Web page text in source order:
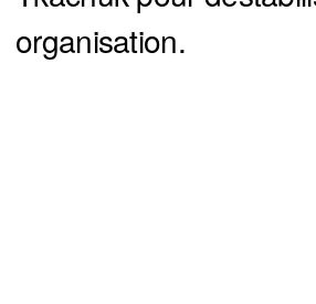
organisation.